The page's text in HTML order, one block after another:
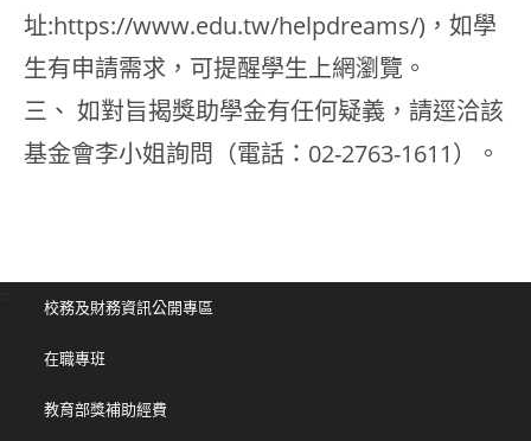
址:https://www.edu.tw/helpdreams/)，如學
生有申請需求，可提醒學生上網瀏覽。
三、 如對旨揭獎助學金有任何疑義，請逕洽該
基金會李小姐詢問（電話：02-2763-1611）。
校務及財務資訊公開專區
在職專班
教育部獎補助經費